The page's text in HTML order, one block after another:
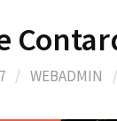
/ WEBADMIN /